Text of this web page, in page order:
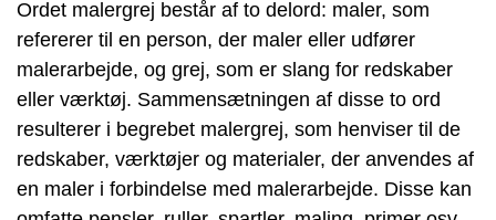
Ordet malergrej består af to delord: maler, som
refererer til en person, der maler eller udfører
malerarbejde, og grej, som er slang for redskaber
eller værktøj. Sammensætningen af disse to ord
resulterer i begrebet malergrej, som henviser til de
redskaber, værktøjer og materialer, der anvendes af
en maler i forbindelse med malerarbejde. Disse kan